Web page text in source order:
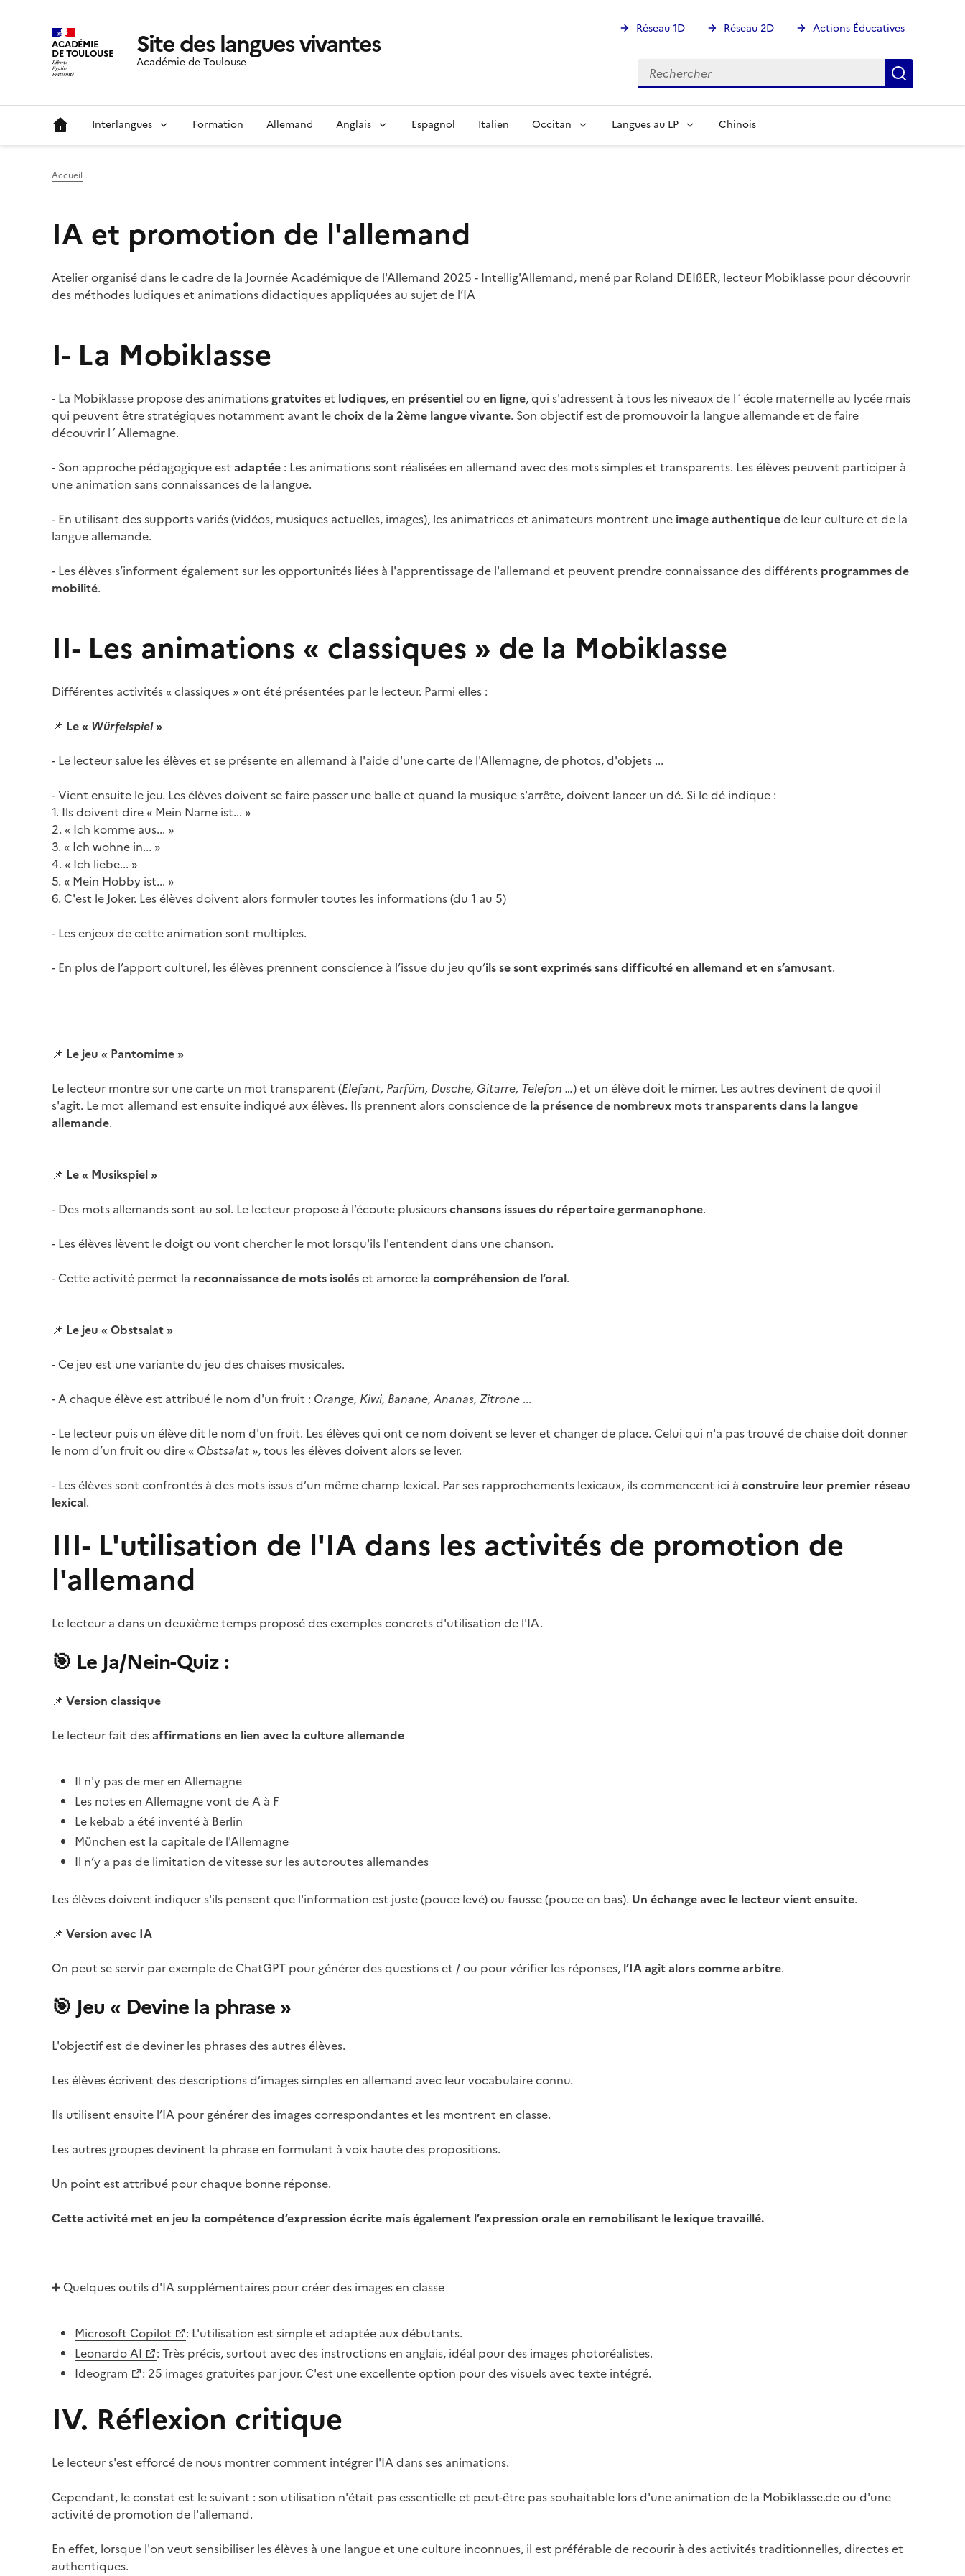
ACADÉMIE
DE TOULOUSE Site des langues vivantes
Académie de Toulouse
Réseau 1D Réseau 2D Actions Éducatives
Rechercher
Rechercher
Interlangues Formation Allemand Anglais Espagnol Italien Occitan Langues au LP Chinois
Accueil
IA et promotion de l'allemand
Atelier organisé dans le cadre de la Journée Académique de l'Allemand 2025 - Intellig'Allemand, mené par Roland DEIßER, lecteur Mobiklasse pour découvrir
des méthodes ludiques et animations didactiques appliquées au sujet de l’IA
I- La Mobiklasse
- La Mobiklasse propose des animationsgratuiteset ludiques, en présentielou en ligne, qui s'adressent à tous les niveaux de l´école maternelle au lycée mais
qui peuvent être stratégiques notamment avant lechoix de la 2ème langue vivante. Son objectif est de promouvoir la langue allemande et de faire
découvrir l´Allemagne.
- Son approche pédagogique est adaptée : Les animations sont réalisées en allemand avec des mots simples et transparents. Les élèves peuvent participer à
une animation sans connaissances de la langue.
- En utilisant des supports variés (vidéos, musiques actuelles, images), les animatrices et animateurs montrent une image authentiquede leur culture et de la
langue allemande.
- Les élèves s’informent également sur les opportunités liées à l'apprentissage de l'allemand et peuvent prendre connaissance des différents programmes de
mobilité.
II- Les animations « classiques » de la Mobiklasse
Différentes activités « classiques » ont été présentées par le lecteur. Parmi elles :
📌 Le « Würfelspiel»
- Le lecteur salue les élèves et se présente en allemand à l'aide d'une carte de l'Allemagne, de photos, d'objets ...
- Vient ensuite le jeu. Les élèves doivent se faire passer une balle et quand la musique s'arrête, doivent lancer un dé. Si le dé indique :
1. Ils doivent dire « Mein Name ist... »
2. « Ich komme aus... »
3. « Ich wohne in... »
4. « Ich liebe... »
5. « Mein Hobby ist... »
6. C'est le Joker. Les élèves doivent alors formuler toutes les informations (du 1 au 5)
- Les enjeux de cette animation sont multiples.
- En plus de l’apport culturel, les élèves prennent conscience à l’issue du jeu qu’ils se sont exprimés sans difficulté en allemand et en s’amusant.
📌 Le jeu « Pantomime »
Le lecteur montre sur une carte un mot transparent (Elefant, Parfüm, Dusche, Gitarre, Telefon …) et un élève doit le mimer. Les autres devinent de quoi il
s'agit. Le mot allemand est ensuite indiqué aux élèves. Ils prennent alors conscience de la présence de nombreux mots transparents dans la langue
allemande.
📌 Le « Musikspiel »
- Des mots allemands sont au sol. Le lecteur propose à l’écoute plusieurschansons issues du répertoire germanophone.
- Les élèves lèvent le doigt ou vont chercher le mot lorsqu'ils l'entendent dans une chanson.
- Cette activité permet la reconnaissance de mots isoléset amorce la compréhension de l’oral.
📌 Le jeu « Obstsalat »
- Ce jeu est une variante du jeu des chaises musicales.
- A chaque élève est attribué le nom d'un fruit : Orange, Kiwi, Banane, Ananas, Zitrone ...
- Le lecteur puis un élève dit le nom d'un fruit. Les élèves qui ont ce nom doivent se lever et changer de place. Celui qui n'a pas trouvé de chaise doit donner
le nom d’un fruit ou dire « Obstsalat », tous les élèves doivent alors se lever.
- Les élèves sont confrontés à des mots issus d’un même champ lexical. Par ses rapprochements lexicaux, ils commencent ici à construire leur premier réseau
lexical.
III- L'utilisation de l'IA dans les activités de promotion de
l'allemand
Le lecteur a dans un deuxième temps proposé des exemples concrets d'utilisation de l'IA.
🎯 Le Ja/Nein-Quiz :
📌 Version classique
Le lecteur fait desaffirmations en lien avec la culture allemande
Il n'y pas de mer en Allemagne
Les notes en Allemagne vont de A à F
Le kebab a été inventé à Berlin
München est la capitale de l'Allemagne
Il n’y a pas de limitation de vitesse sur les autoroutes allemandes
Les élèves doivent indiquer s'ils pensent que l'information est juste (pouce levé) ou fausse (pouce en bas). Un échange avec le lecteur vient ensuite.
📌 Version avec IA
On peut se servir par exemple de ChatGPT pour générer des questions et / ou pour vérifier les réponses, l’IA agit alors comme arbitre.
🎯 Jeu « Devine la phrase »
L'objectif est de deviner les phrases des autres élèves.
Les élèves écrivent des descriptions d’images simples en allemand avec leur vocabulaire connu.
Ils utilisent ensuite l’IA pour générer des images correspondantes et les montrent en classe.
Les autres groupes devinent la phrase en formulant à voix haute des propositions.
Un point est attribué pour chaque bonne réponse.
Cette activité met en jeu la compétence d’expression écrite mais également l’expression orale en remobilisant le lexique travaillé.
➕ Quelques outils d'IA supplémentaires pour créer des images en classe
Microsoft Copilot
: L'utilisation est simple et adaptée aux débutants.
Leonardo AI
: Très précis, surtout avec des instructions en anglais, idéal pour des images photoréalistes.
Ideogram
: 25 images gratuites par jour. C'est une excellente option pour des visuels avec texte intégré.
IV. Réflexion critique
Le lecteur s'est efforcé de nous montrer comment intégrer l'IA dans ses animations.
Cependant, le constat est le suivant : son utilisation n'était pas essentielle et peut-être pas souhaitable lors d'une animation de la Mobiklasse.de ou d'une
activité de promotion de l'allemand.
En effet, lorsque l'on veut sensibiliser les élèves à une langue et une culture inconnues, il est préférable de recourir à des activités traditionnelles, directes et
authentiques.